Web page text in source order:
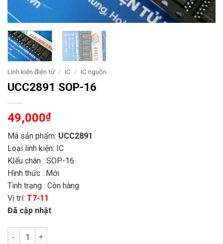
Linh kiện điện tử / IC / IC nguồn
UCC2891 SOP-16
49,000₫
Mã sản phẩm: UCC2891
Loại linh kiện: IC
KIểu chân : SOP-16
Hình thức : Mới
Tình trạng : Còn hàng
Vị trí: T7-11
Đã cập nhật
UCC2891 SOP-16 số lượng